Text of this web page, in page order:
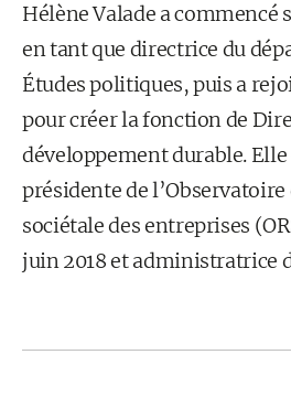
Hélène Valade a commencé
en tant que directrice du
Études politiques, puis a
pour créer la fonction de
développement durable.
présidente de
sociétale des entreprises
juin 2018 et administratrice